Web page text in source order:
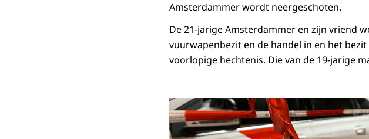
Amsterdammer wordt neergeschoten.
De 21-jarige Amsterdammer en zijn vriend
vuurwapenbezit en de handel in en het
voorlopige hechtenis. Die van de 19-jarige